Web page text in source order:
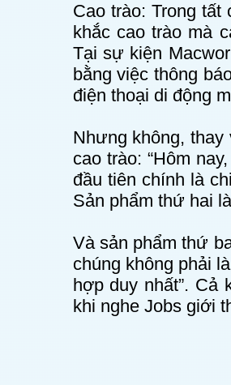
Cao trào: Trong tất
khắc cao trào mà
Tại sự kiện
bằng việc thông
điện thoại di động
Nhưng không, thay
cao trào: “Hôm
đầu tiên chính là
Sản phẩm thứ hai
Và sản phẩm thứ
chúng không phải
hợp duy nhất”. Cả
khi nghe Jobs giới